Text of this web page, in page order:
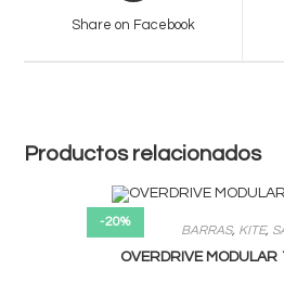
Share on Facebook
Productos relacionados
-20%
BARRAS, KITE,
OVERDRIVE MODULAR